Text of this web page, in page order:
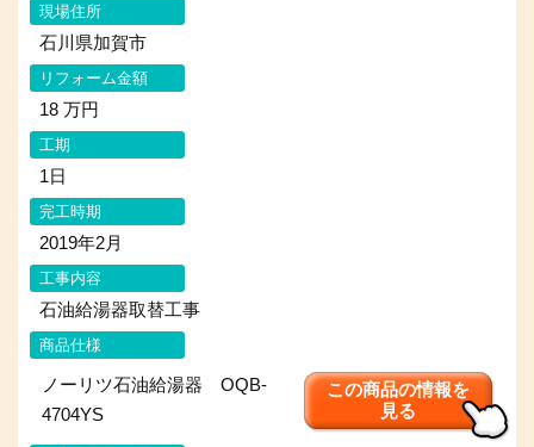
現場住所
石川県加賀市
リフォーム金額
18 万円
工期
1日
完工時期
2019年2月
工事内容
石油給湯器取替工事
商品仕様
ノーリツ石油給湯器 OQB-
4704YS
この商品の情報を
見る